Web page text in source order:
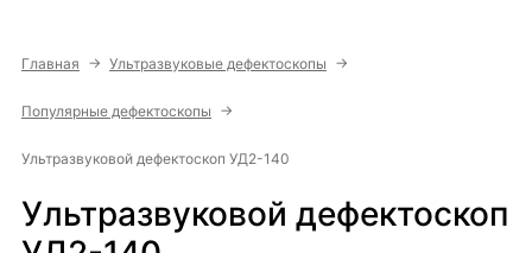
Главная → Ультразвуковые дефектоскопы →
Популярные дефектоскопы →
Ультразвуковой дефектоскоп УД2-140
Ультразвуковой дефектоскоп